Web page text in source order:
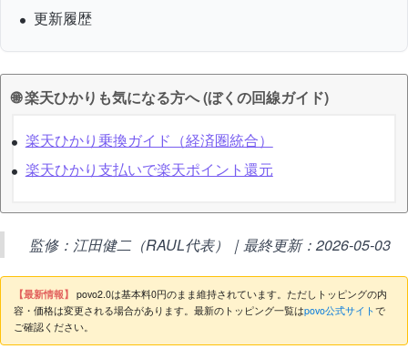
更新履歴
🌐 楽天ひかりも気になる方へ (ぼくの回線ガイド)
楽天ひかり乗換ガイド（経済圏統合）
楽天ひかり支払いで楽天ポイント還元
監修：江田健二（RAUL代表）｜最終更新：2026-05-03
【最新情報】 povo2.0は基本料0円のまま維持されています。ただしトッピングの内
容・価格は変更される場合があります。最新のトッピング一覧はpovo公式サイトで
ご確認ください。